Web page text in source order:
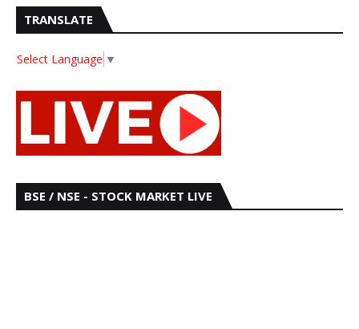
TRANSLATE
Select Language ▼
BSE / NSE - STOCK MARKET LIVE